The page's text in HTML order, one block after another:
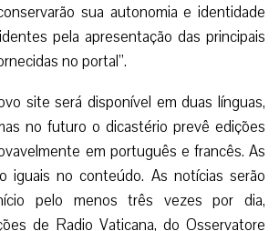
sua autonomia e identidade
pela apresentação das principais
no portal”.
site será disponível em duas línguas,
no futuro o dicastério prevê edições
em português e francês. As
iguais no conteúdo. As notícias serão
pelo menos três vezes por dia,
de Radio Vaticana, do Osservatore